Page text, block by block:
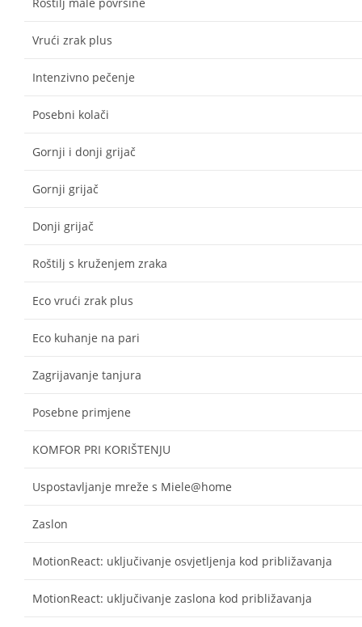
Vrući zrak plus
Intenzivno pečenje
Posebni kolači
Gornji i donji grijač
Gornji grijač
Donji grijač
Roštilj s kruženjem zraka
Eco vrući zrak plus
Eco kuhanje na pari
Zagrijavanje tanjura
Posebne primjene
KOMFOR PRI KORIŠTENJU
Uspostavljanje mreže s Miele@home
Zaslon
MotionReact: uključivanje osvjetljenja kod približavanja
MotionReact: uključivanje zaslona kod približavanja